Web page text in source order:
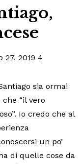
27, 2019 4
sia ormai
“il vero
Io credo che al
un po’
di quelle cose da